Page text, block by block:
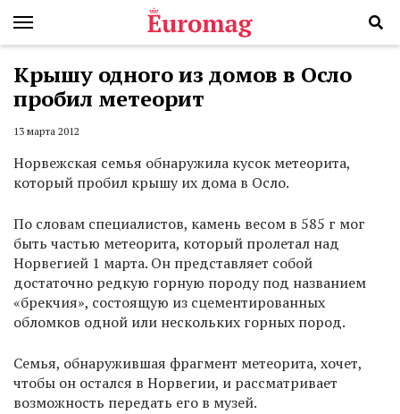
Крышу одного из домов в Осло
пробил метеорит
13 марта 2012
Норвежская семья обнаружила кусок метеорита,
который пробил крышу их дома в Осло.
По словам специалистов, камень весом в 585 г мог
быть частью метеорита, который пролетал над
Норвегией 1 марта. Он представляет собой
достаточно редкую горную породу под названием
«брекчия», состоящую из сцементированных
обломков одной или нескольких горных пород.
Семья, обнаружившая фрагмент метеорита, хочет,
чтобы он остался в Норвегии, и рассматривает
возможность передать его в музей.